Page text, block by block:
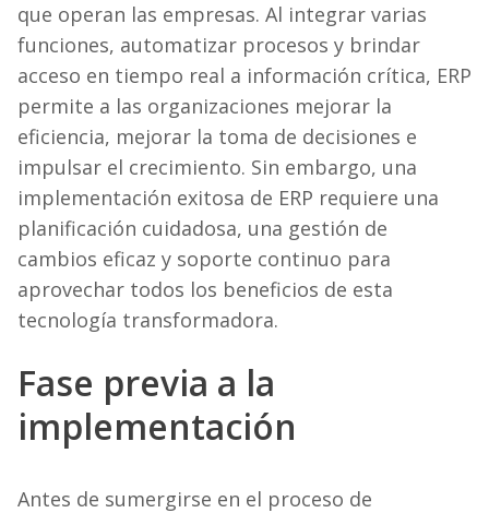
que operan las empresas. Al integrar varias
funciones, automatizar procesos y brindar
acceso en tiempo real a información crítica, ERP
permite a las organizaciones mejorar la
eficiencia, mejorar la toma de decisiones e
impulsar el crecimiento. Sin embargo, una
implementación exitosa de ERP requiere una
planificación cuidadosa, una gestión de
cambios eficaz y soporte continuo para
aprovechar todos los beneficios de esta
tecnología transformadora.
Fase previa a la
implementación
Antes de sumergirse en el proceso de